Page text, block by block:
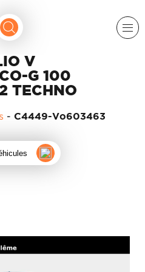
V
G 100
TECHNO
- C4449-Vo603463